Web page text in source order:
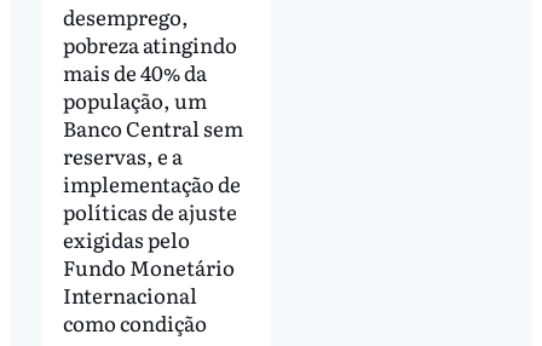
desemprego,
pobreza atingindo
mais de 40% da
população, um
Banco Central sem
reservas, e a
implementação de
políticas de ajuste
exigidas pelo
Fundo Monetário
Internacional
como condição